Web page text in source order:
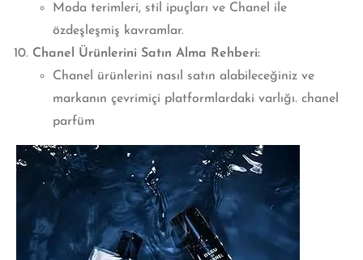
Moda terimleri, stil ipuçları ve Chanel ile
özdeşleşmiş kavramlar.
Chanel Ürünlerini Satın Alma Rehberi:
Chanel ürünlerini nasıl satın alabileceğiniz ve
markanın çevrimiçi platformlardaki varlığı. chanel
parfüm